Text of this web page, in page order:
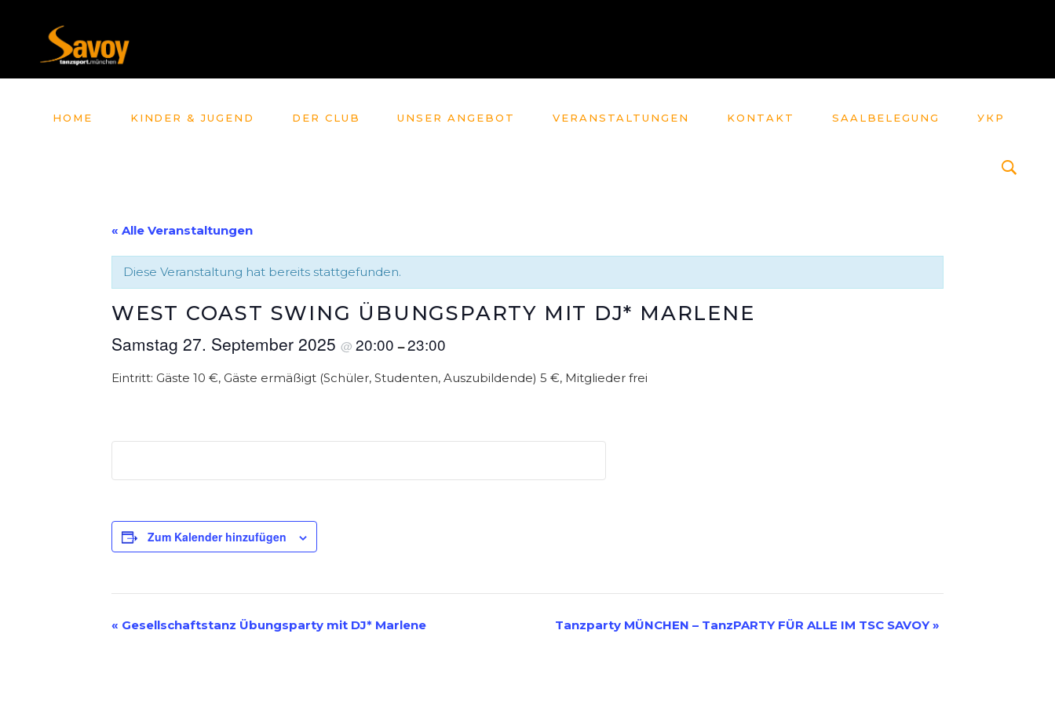
HOME KINDER & JUGEND DER CLUB UNSER ANGEBOT VERANSTALTUNGEN KONTAKT SAALBELEGUNG УКР
« Alle Veranstaltungen
Diese Veranstaltung hat bereits stattgefunden.
WEST COAST SWING ÜBUNGSPARTY MIT DJ* MARLENE
Samstag 27. September 2025 @ 20:00–23:00
Eintritt: Gäste 10 €, Gäste ermäßigt (Schüler, Studenten, Auszubildende) 5 €, Mitglieder frei
Zum Kalender hinzufügen
V
« Gesellschaftstanz Übungsparty mit DJ* Marlene Tanzparty MÜNCHEN – TanzPARTY FÜR ALLE IM TSC SAVOY»